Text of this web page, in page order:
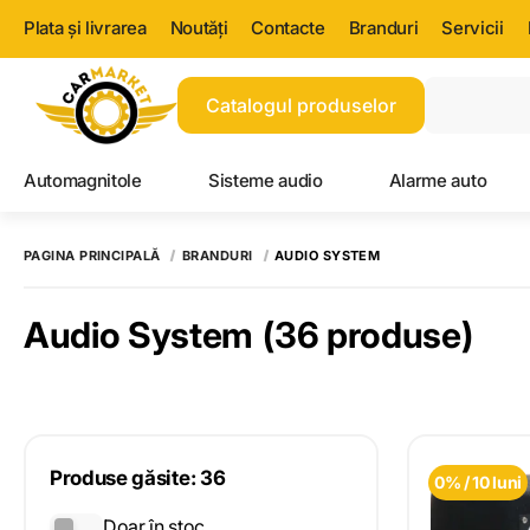
Plata și livrarea Noutăți Contacte Branduri Servicii
Catalogul produselor
Automagnitole Sisteme audio Alarme auto
PAGINA PRINCIPALĂ BRANDURI AUDIO SYSTEM
Audio System (36 produse)
Produse găsite: 36 0% / 10 luni